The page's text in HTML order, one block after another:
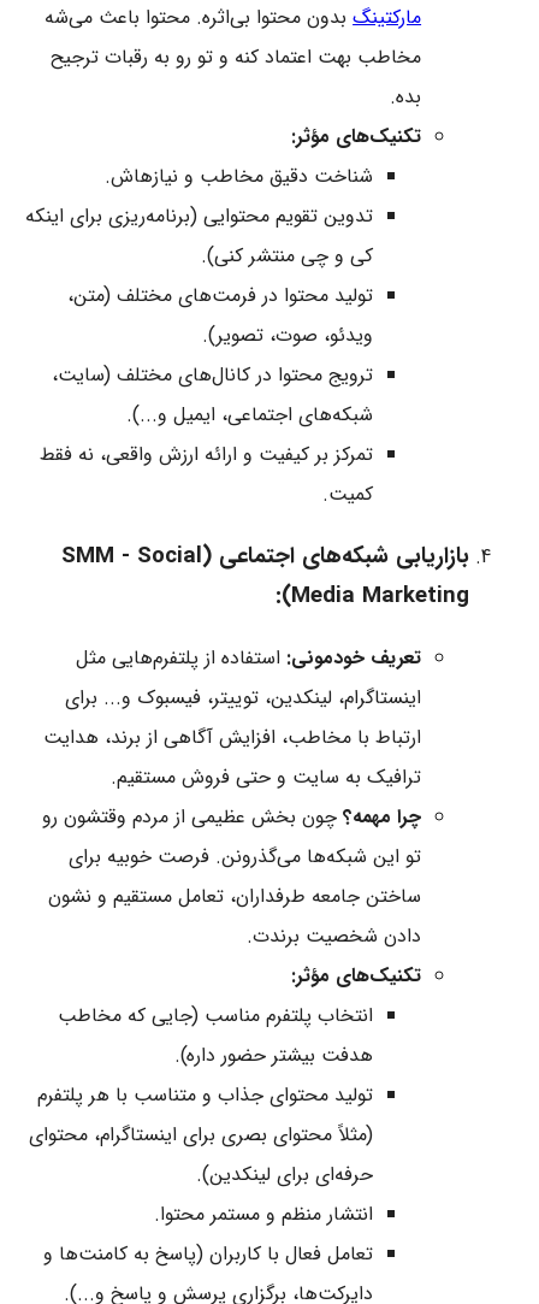
مارکتینگبدون محتوا بی‌اثره. محتوا باعث می‌شه
مخاطب بهت اعتماد کنه و تو رو به رقبات ترجیح
بده.
تکنیک‌های مؤثر:
شناخت دقیق مخاطب و نیازهاش.
تدوین تقویم محتوایی (برنامه‌ریزی برای اینکه
کی و چی منتشر کنی).
تولید محتوا در فرمت‌های مختلف (متن،
ویدئو، صوت، تصویر).
ترویج محتوا در کانال‌های مختلف (سایت،
شبکه‌های اجتماعی، ایمیل و...).
تمرکز بر کیفیت و ارائه ارزش واقعی، نه فقط
کمیت.
بازاریابی شبکه‌های اجتماعی (SMM - Social
Media Marketing):
تعریف خودمونی: استفاده از پلتفرم‌هایی مثل
اینستاگرام، لینکدین، توییتر، فیسبوک و... برای
ارتباط با مخاطب، افزایش آگاهی از برند، هدایت
ترافیک به سایت و حتی فروش مستقیم.
چرا مهمه؟چون بخش عظیمی از مردم وقتشون رو
تو این شبکه‌ها می‌گذرونن. فرصت خوبیه برای
ساختن جامعه طرفداران، تعامل مستقیم و نشون
دادن شخصیت برندت.
تکنیک‌های مؤثر:
انتخاب پلتفرم مناسب (جایی که مخاطب
هدفت بیشتر حضور داره).
تولید محتوای جذاب و متناسب با هر پلتفرم
(مثلاً محتوای بصری برای اینستاگرام، محتوای
حرفه‌ای برای لینکدین).
انتشار منظم و مستمر محتوا.
تعامل فعال با کاربران (پاسخ به کامنت‌ها و
دایرکت‌ها، برگزاری پرسش و پاسخ و...).